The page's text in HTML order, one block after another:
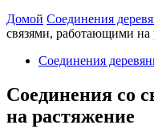
Домой Соединения
связями, работающими на
Соединения
Соединения со
на растяжение